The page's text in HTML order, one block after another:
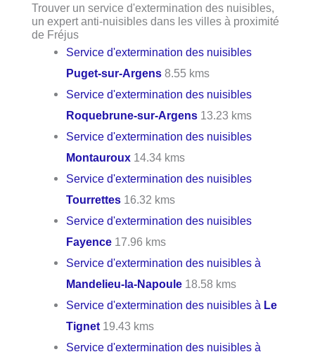
Trouver un service d'extermination des nuisibles,
un expert anti-nuisibles dans les villes à proximité
de Fréjus
Service d'extermination des nuisibles
Puget-sur-Argens 8.55 kms
Service d'extermination des nuisibles
Roquebrune-sur-Argens 13.23 kms
Service d'extermination des nuisibles
Montauroux 14.34 kms
Service d'extermination des nuisibles
Tourrettes 16.32 kms
Service d'extermination des nuisibles
Fayence 17.96 kms
Service d'extermination des nuisibles à
Mandelieu-la-Napoule 18.58 kms
Service d'extermination des nuisibles à Le
Tignet 19.43 kms
Service d'extermination des nuisibles à